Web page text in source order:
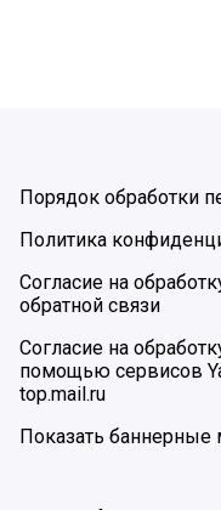
Порядок обработки
Политика
Согласие на
обратной связи
Согласие на
помощью сервисов
top.mail.ru
Показать баннерные